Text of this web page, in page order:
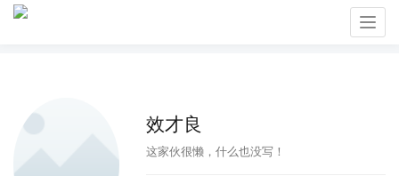
效才良
这家伙很懒，什么也没写！